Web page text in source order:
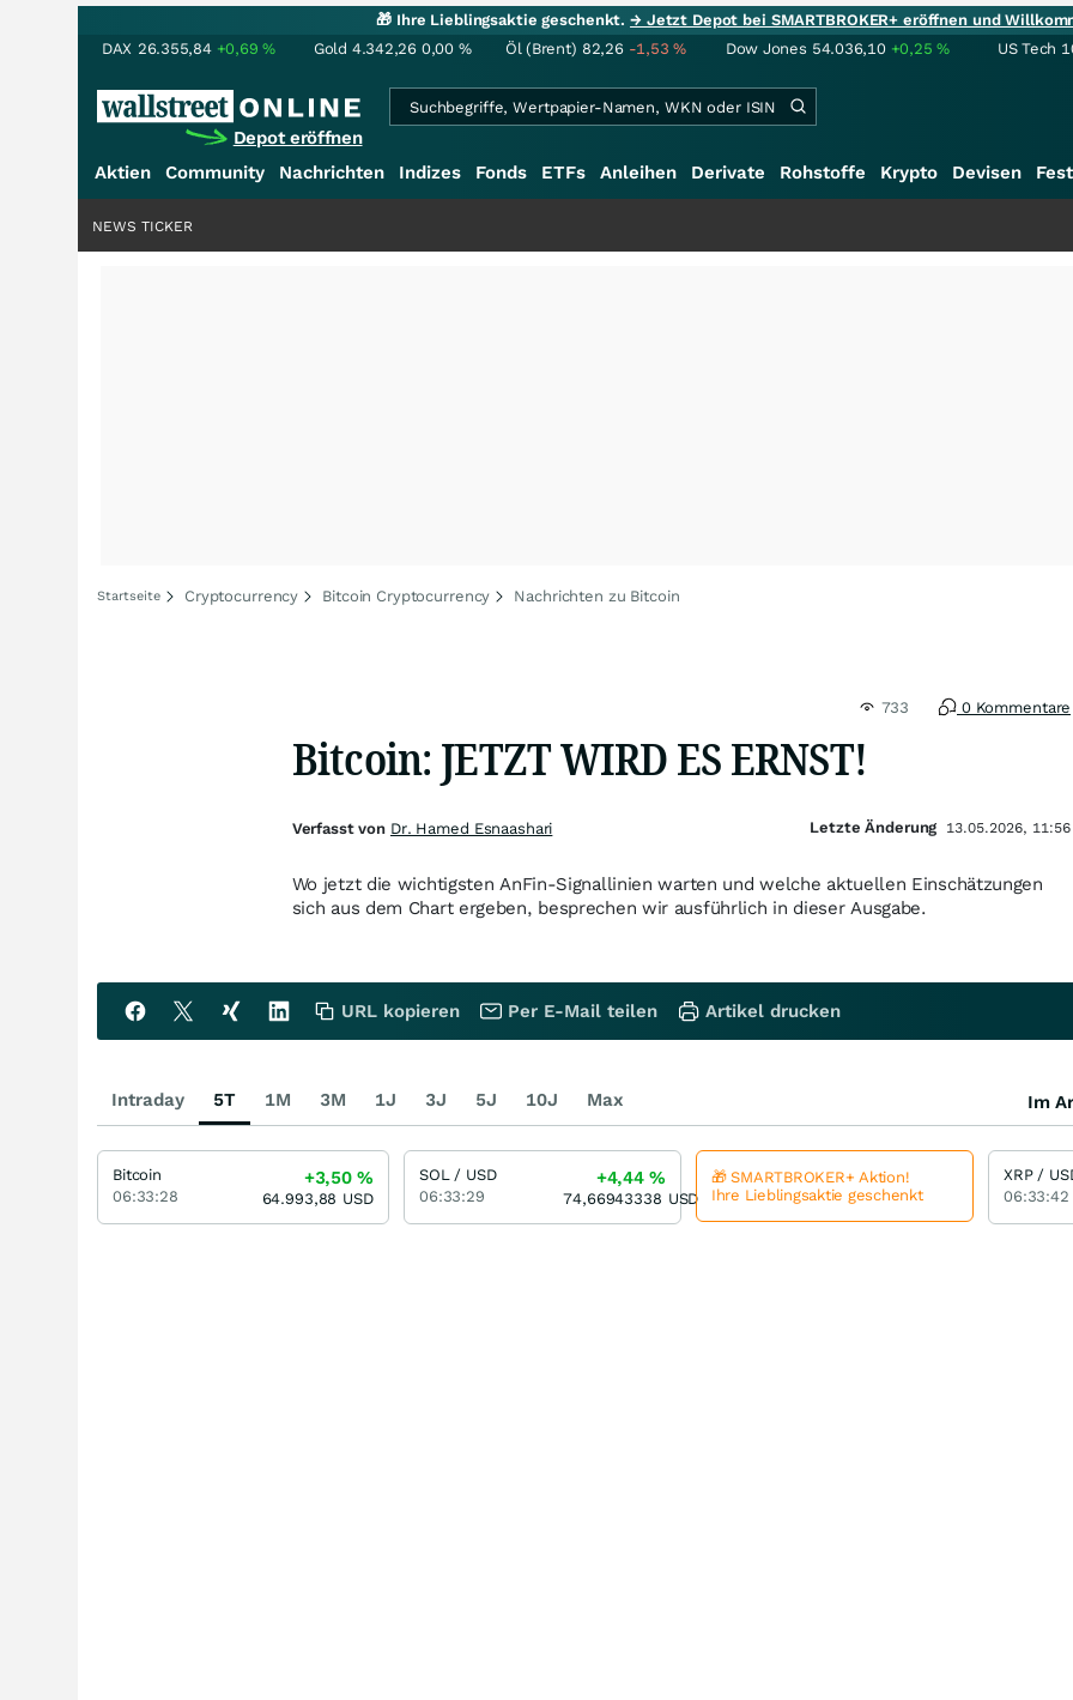
🎁 Ihre Lieblingsaktie geschenkt.→ Jetzt Depot bei SMARTBROKER+ eröffnen und
DAX 26.355,84 +0,69% Gold 4.342,26 0,00 % Öl (Brent) 82,26 -1,53% Dow Jones 54.036,10 +0,25% US Tech
Depot eröffnen
Aktien Community Nachrichten Indizes Fonds ETFs Anleihen Derivate Rohstoffe Krypto Devisen
NEWS TICKER
Startseite Cryptocurrency Bitcoin Cryptocurrency Nachrichten zu Bitcoin
733 0 Kommentare
Bitcoin: JETZT WIRD ES ERNST!
Wo jetzt die wichtigsten AnFin-Signallinien warten und welche aktuellen Einschätzungen
sich aus dem Chart ergeben, besprechen wir ausführlich in dieser Ausgabe.
Verfasst von Dr. Hamed Esnaashari Letzte Änderung 13.05.2026, 11:56
URL kopieren Per E-Mail teilen Artikel drucken
Intraday 5T 1M 3M 1J 3J 5J 10J Max Im
Bitcoin
06:33:28
+3,50%
64.993,88 USD
SOL / USD
06:33:29
+4,44%
74,66943338 USD
🎁 SMARTBROKER+ Aktion!
Ihre Lieblingsaktie geschenkt
XRP /
06:33:42